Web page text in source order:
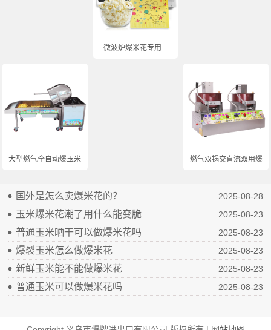
微波炉爆米花专用...
大型燃气全自动爆玉米... 燃气双锅交直流双用爆...
国外是怎么卖爆米花的？ 2025-08-28
玉米爆米花潮了用什么能变脆 2025-08-23
普通玉米晒干可以做爆米花吗 2025-08-23
爆裂玉米怎么做爆米花 2025-08-23
新鲜玉米能不能做爆米花 2025-08-23
普通玉米可以做爆米花吗 2025-08-23